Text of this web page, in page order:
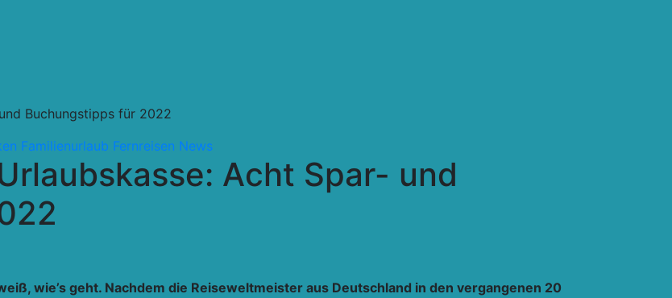
Buchungstipps für 2022
Familienurlaub Fernreisen News
Acht Spar- und
wie’s geht. Nachdem die Reiseweltmeister aus Deutschland in den vergangenen 20